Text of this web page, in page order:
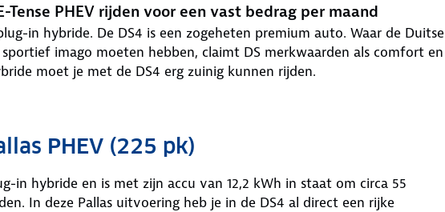
Tense PHEV rijden voor een vast bedrag per maand
in hybride. De DS4 is een zogeheten premium auto. Waar de Duitse
imago moeten hebben, claimt DS merkwaarden als comfort en
moet je met de DS4 erg zuinig kunnen rijden.
PHEV (225 pk)
in hybride en is met zijn accu van 12,2 kWh in staat om circa 55
In deze Pallas uitvoering heb je in de DS4 al direct een rijke